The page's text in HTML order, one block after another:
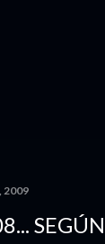
2009